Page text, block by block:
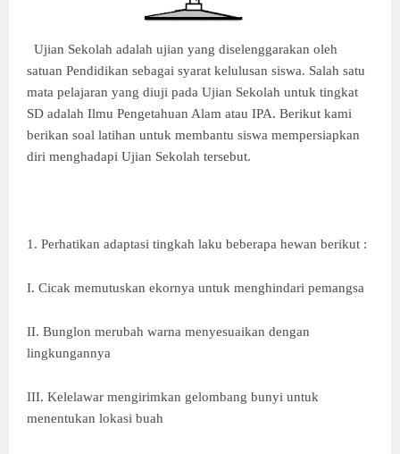
Ujian Sekolah adalah ujian yang diselenggarakan oleh
satuan Pendidikan sebagai syarat kelulusan siswa. Salah satu
mata pelajaran yang diuji pada Ujian Sekolah untuk tingkat
SD adalah Ilmu Pengetahuan Alam atau IPA. Berikut kami
berikan soal latihan untuk membantu siswa mempersiapkan
diri menghadapi Ujian Sekolah tersebut.
1. Perhatikan adaptasi tingkah laku beberapa hewan berikut :
I. Cicak memutuskan ekornya untuk menghindari pemangsa
II. Bunglon merubah warna menyesuaikan dengan
lingkungannya
III. Kelelawar mengirimkan gelombang bunyi untuk
menentukan lokasi buah